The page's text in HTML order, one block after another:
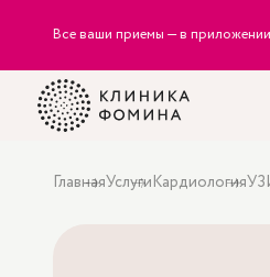
Все ваши приемы — в
ГлавнаяУслугиКардиология